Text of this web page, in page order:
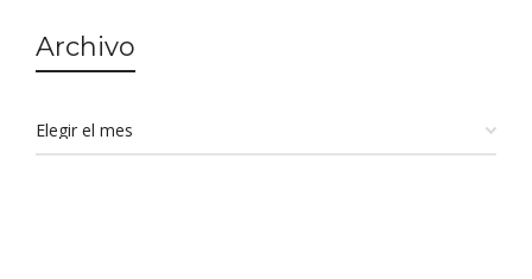
Archivo